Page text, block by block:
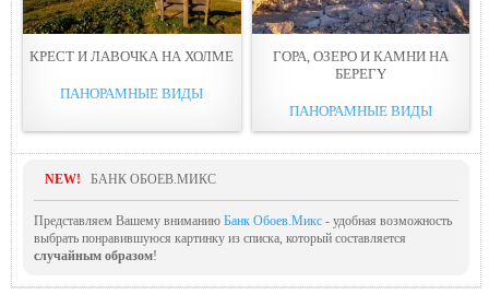
КРЕСТ И ЛАВОЧКА НА ХОЛМЕ
ПАНОРАМНЫЕ ВИДЫ
ГОРА, ОЗЕРО И КАМНИ НА
БЕРЕГY
ПАНОРАМНЫЕ ВИДЫ
NEW! БАНК ОБОЕВ.МИКС
Представляем Вашему вниманию Банк Обоев.Микс - удобная возможность
выбрать понравившуюся картинку из списка, который составляется
случайным образом!